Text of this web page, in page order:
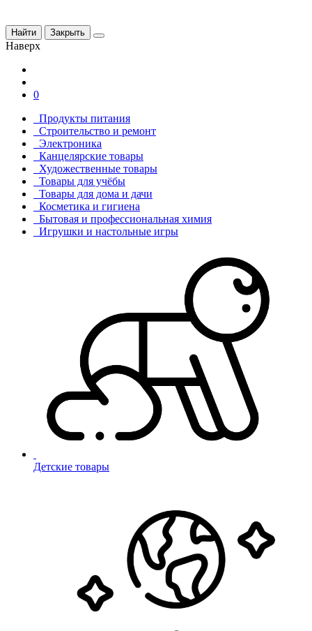
Найти Закрыть
Наверх
0
Продукты питания
Строительство и ремонт
Электроника
Канцелярские товары
Художественные товары
Товары для учёбы
Товары для дома и дачи
Косметика и гигиена
Бытовая и профессиональная химия
Игрушки и настольные игры
Детские товары